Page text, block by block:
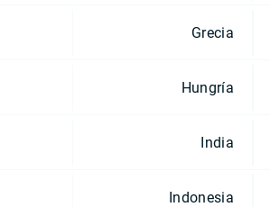
Grecia
Hungría
India
Indonesia